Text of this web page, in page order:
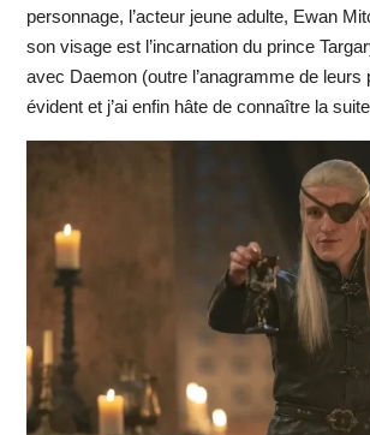
personnage, l’acteur jeune adulte, Ewan
son visage est l’incarnation du prince
avec Daemon (outre l’anagramme de leurs
évident et j’ai enfin hâte de connaître la